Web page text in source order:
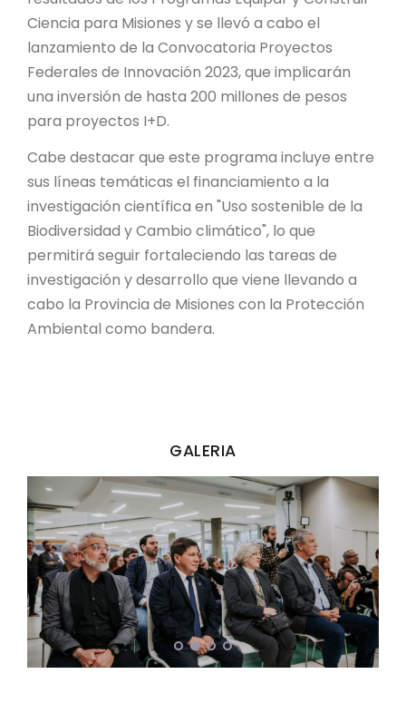
Ciencia para Misiones y se llevó a cabo el
lanzamiento de la Convocatoria Proyectos
Federales de Innovación 2023, que implicarán
una inversión de hasta 200 millones de pesos
para proyectos I+D.
Cabe destacar que este programa incluye entre
sus líneas temáticas el financiamiento a la
investigación científica en "Uso sostenible de la
Biodiversidad y Cambio climático", lo que
permitirá seguir fortaleciendo las tareas de
investigación y desarrollo que viene llevando a
cabo la Provincia de Misiones con la Protección
Ambiental como bandera.
GALERIA